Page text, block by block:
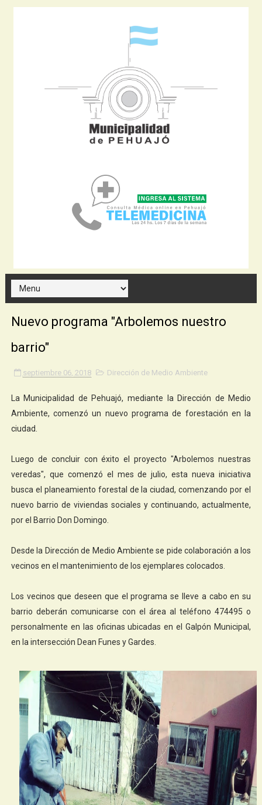
Nuevo programa "Arbolemos nuestro
barrio"
septiembre 06, 2018 Dirección de Medio Ambiente
La Municipalidad de Pehuajó, mediante la Dirección de Medio
Ambiente, comenzó un nuevo programa de forestación en la
ciudad.
Luego de concluir con éxito el proyecto "Arbolemos nuestras
veredas", que comenzó el mes de julio, esta nueva iniciativa
busca el planeamiento forestal de la ciudad, comenzando por el
nuevo barrio de viviendas sociales y continuando, actualmente,
por el Barrio Don Domingo.
Desde la Dirección de Medio Ambiente se pide colaboración a los
vecinos en el mantenimiento de los ejemplares colocados.
Los vecinos que deseen que el programa se lleve a cabo en su
barrio deberán comunicarse con el área al teléfono 474495 o
personalmente en las oficinas ubicadas en el Galpón Municipal,
en la intersección Dean Funes y Gardes.